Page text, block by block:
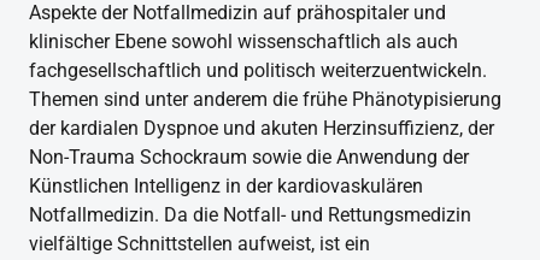
Aspekte der Notfallmedizin auf prähospitaler und
klinischer Ebene sowohl wissenschaftlich als auch
fachgesellschaftlich und politisch weiterzuentwickeln.
Themen sind unter anderem die frühe Phänotypisierung
der kardialen Dyspnoe und akuten Herzinsuffizienz, der
Non-Trauma Schockraum sowie die Anwendung der
Künstlichen Intelligenz in der kardiovaskulären
Notfallmedizin. Da die Notfall- und Rettungsmedizin
vielfältige Schnittstellen aufweist, ist ein